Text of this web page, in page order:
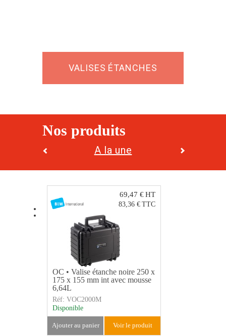
VALISES ÉTANCHES
Nos produits
A la une
69,47 €HT
83,36 € TTC
OC • Valise étanche noire 250 x
175 x 155 mm int avec mousse
6,64L
Réf: VOC2000M
Disponible
ajouter au panier voir le produit